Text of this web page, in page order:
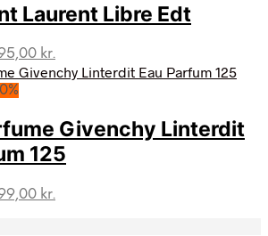
Laurent Libre Edt
kr..
kr.
aktuelle
995,00 kr..
Givenchy Linterdit
125
kr.